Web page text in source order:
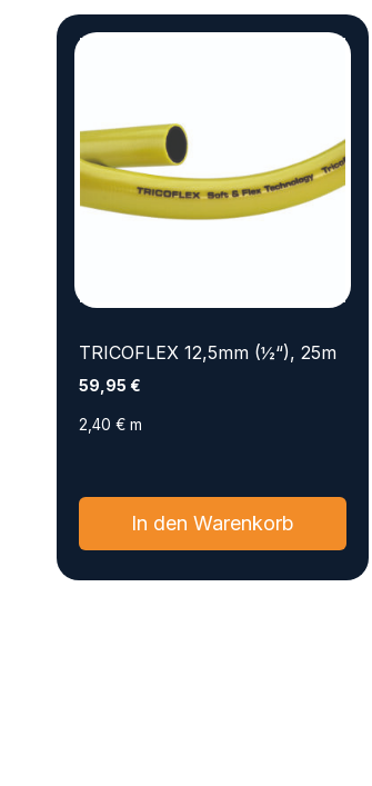
TRICOFLEX 12,5mm (½“), 25m
59,95 €
2,40 € m
In den Warenkorb